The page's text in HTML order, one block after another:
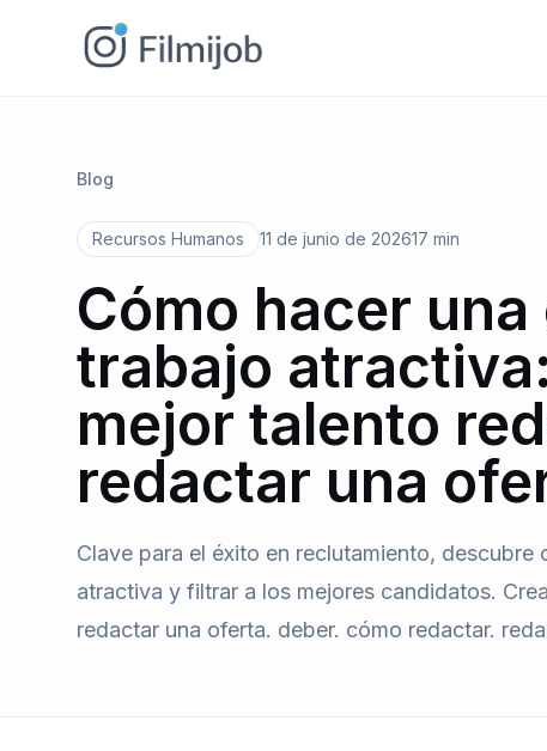
Blog
Recursos Humanos 11 de junio de 202617 min
Cómo hacer
trabajo
mejor talento
redactar una
Clave para el éxito en reclutamiento,
atractiva y filtrar a los mejores candidatos.
redactar una oferta. deber. cómo redactar.